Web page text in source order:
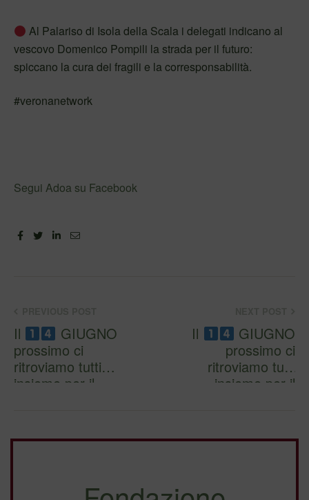
Al Palariso di Isola della Scala i delegati indicano al
vescovo Domenico Pompili la strada per il futuro:
spiccano la cura dei fragili e la corresponsabilità.
#veronanetwork
Segui Adoa su Facebook
FacebookTwitterLinkedin
Email
Il
GIUGNO
prossimo ci
ritroviamo tutti
insieme per il
Il
GIUGNO
prossimo ci
ritroviamo tutti
insieme per il